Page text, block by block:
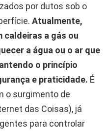
por dutos sob o
Atualmente,
caldeiras a gás ou
a água ou o ar que
o princípio
e praticidade. É
o surgimento de
das Coisas), já
para controlar